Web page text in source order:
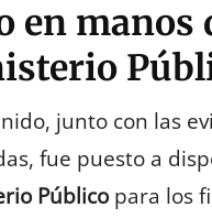
en manos
junto con las
fue puesto a
Públicopara los